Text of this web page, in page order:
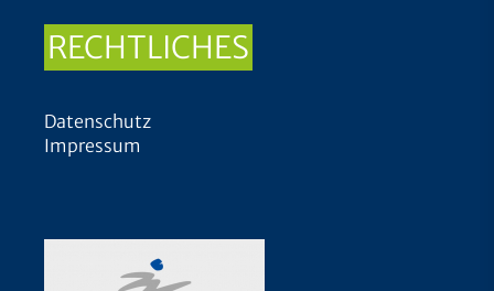
RECHTLICHES
Datenschutz
Impressum